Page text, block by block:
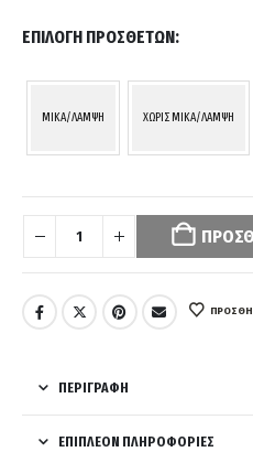
ΕΠΙΛΟΓΉ ΠΡΌΣΘΕΤΩΝ
MIKA/ΛΑΜΨΗ ΧΩΡΙΣ MIKA/ΛΑΜΨΗ
Your
selection
has
been
Please
product
options
before
ΠΕΡΙΓΡΑΦΉ
ΕΠΙΠΛΈΟΝ ΠΛΗΡΟΦΟΡΊΕΣ